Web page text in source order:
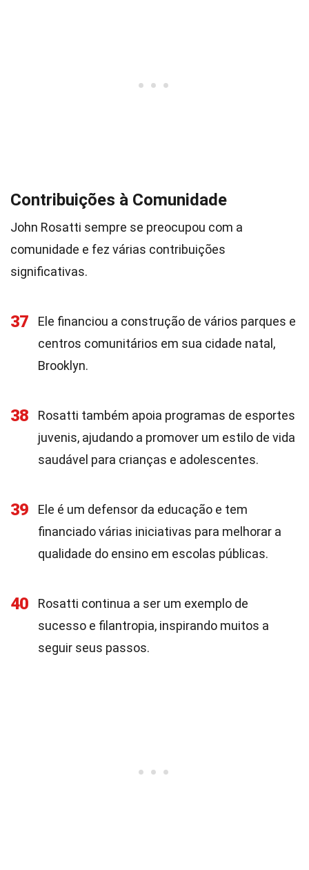
Contribuições à Comunidade
John Rosatti sempre se preocupou com a
comunidade e fez várias contribuições
significativas.
37
Ele financiou a construção de vários parques e
centros comunitários em sua cidade natal,
Brooklyn.
38
Rosatti também apoia programas de esportes
juvenis, ajudando a promover um estilo de vida
saudável para crianças e adolescentes.
39
Ele é um defensor da educação e tem
financiado várias iniciativas para melhorar a
qualidade do ensino em escolas públicas.
40
Rosatti continua a ser um exemplo de
sucesso e filantropia, inspirando muitos a
seguir seus passos.